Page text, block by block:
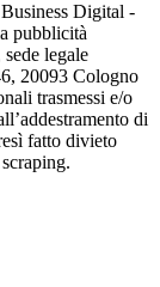
Digital -
pubblicità
legale
20093 Cologno
trasmessi e/o
di
fatto divieto